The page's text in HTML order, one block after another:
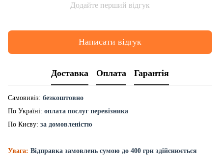
Додайте перший відгук
Написати відгук
Доставка Оплата Гарантія
Самовивіз: безкоштовно
По Україні: оплата послуг перевізника
По Києву: за домовленістю
Увага: Відправка замовлень сумою до 400 грн здійснюється